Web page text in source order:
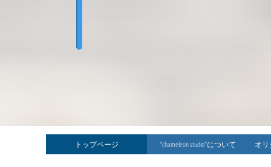
トップページ "chameleon studio"について オ